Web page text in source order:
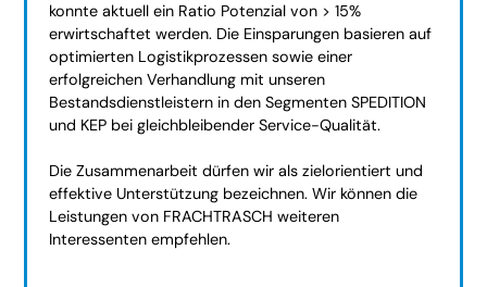
konnte aktuell ein Ratio Potenzial von > 15%
erwirtschaftet werden. Die Einsparungen basieren auf
optimierten Logistikprozessen sowie einer
erfolgreichen Verhandlung mit unseren
Bestandsdienstleistern in den Segmenten SPEDITION
und KEP bei gleichbleibender Service-Qualität.
Die Zusammenarbeit dürfen wir als zielorientiert und
effektive Unterstützung bezeichnen. Wir können die
Leistungen von FRACHTRASCH weiteren
Interessenten empfehlen.